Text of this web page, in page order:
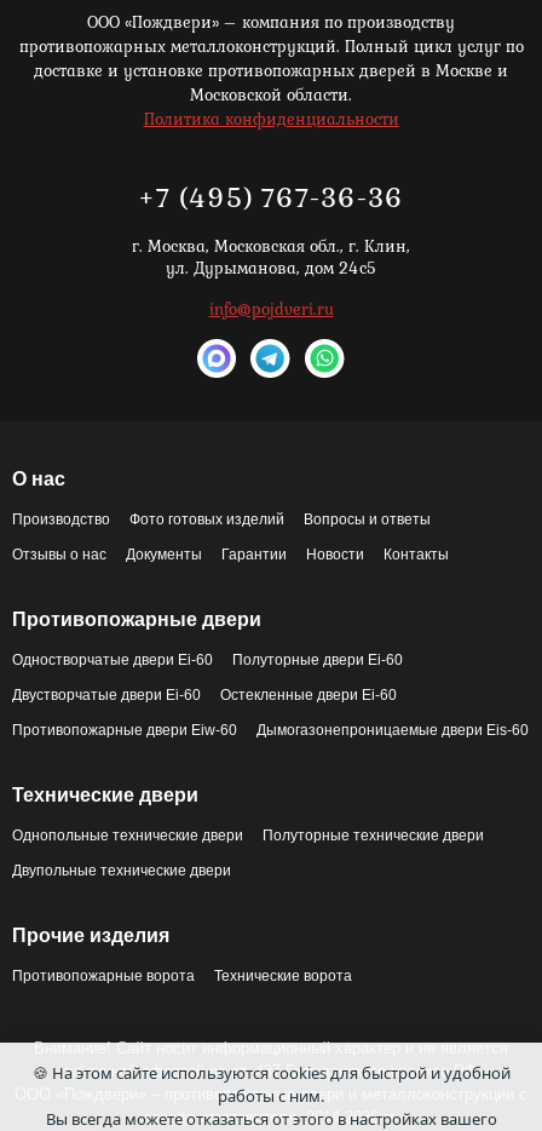
ООО «Пождвери» – компания по производству
противопожарных металлоконструкций. Полный цикл услуг по
доставке и установке противопожарных дверей в Москве и
Московской области.
Политика конфиденциальности
+7 (495) 767-36-36
г. Москва, Московская обл., г. Клин,
ул. Дурыманова, дом 24с5
info@pojdveri.ru
О нас
Производство Фото готовых изделий Вопросы и ответы
Отзывы о нас Документы Гарантии Новости Контакты
Противопожарные двери
Одностворчатые двери Ei-60 Полуторные двери Ei-60
Двустворчатые двери Ei-60 Остекленные двери Ei-60
Противопожарные двери Eiw-60 Дымогазонепроницаемые двери Eis-60
Технические двери
Однопольные технические двери Полуторные технические двери
Двупольные технические двери
Прочие изделия
Противопожарные ворота Технические ворота
Внимание! Сайт носит информационный характер и не является
публичной офертой по ст. 437 Гражданского кодекса РФ.
ООО «Пождвери» – противопожарные двери и металлоконструкции с
завода-изготовителя, 2014-2026 гг.
🍪 На этом сайте используются cookies для быстрой и удобной
работы с ним.
Вы всегда можете отказаться от этого в настройках вашего